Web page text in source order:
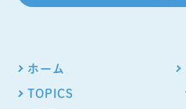
ホーム
TOPICS